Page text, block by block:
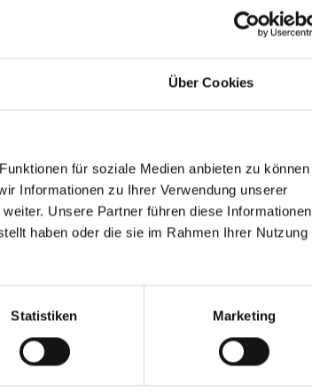
Über Cookies
für soziale Medien anbieten zu können
Informationen zu Ihrer Verwendung unserer
Unsere Partner führen diese Informationen
haben oder die sie im Rahmen Ihrer Nutzung
Statistiken Marketing